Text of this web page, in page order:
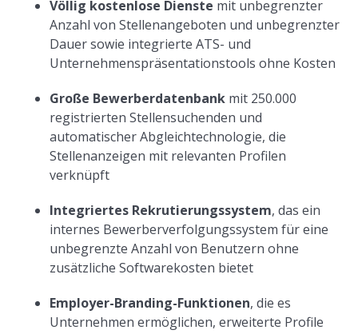
Völlig kostenlose Dienste mit unbegrenzter
Anzahl von Stellenangeboten und unbegrenzter
Dauer sowie integrierte ATS- und
Unternehmenspräsentationstools ohne Kosten
Große Bewerberdatenbank mit 250.000
registrierten Stellensuchenden und
automatischer Abgleichtechnologie, die
Stellenanzeigen mit relevanten Profilen
verknüpft
Integriertes Rekrutierungssystem, das ein
internes Bewerberverfolgungssystem für eine
unbegrenzte Anzahl von Benutzern ohne
zusätzliche Softwarekosten bietet
Employer-Branding-Funktionen, die es
Unternehmen ermöglichen, erweiterte Profile